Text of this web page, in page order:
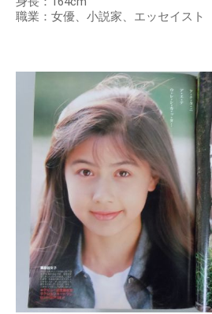
職業：女優、小説家、エッセイスト